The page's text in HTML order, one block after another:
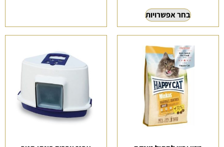
בחר אפשרויות